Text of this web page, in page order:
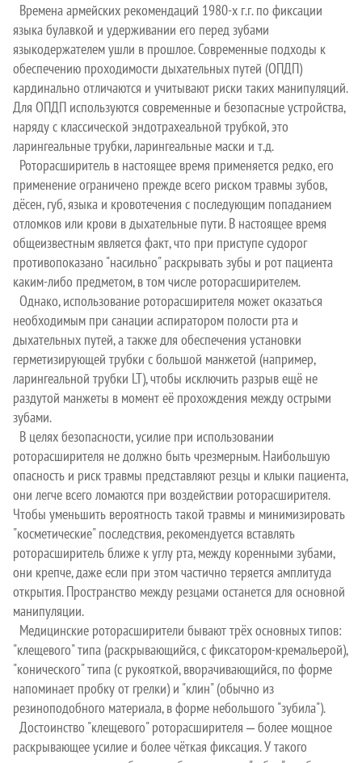
Времена армейских рекомендаций 1980-х г.г. по фиксации
языка булавкой и удерживании его перед зубами
языкодержателем ушли в прошлое. Современные подходы к
обеспечению проходимости дыхательных путей (ОПДП)
кардинально отличаются и учитывают риски таких манипуляций.
Для ОПДП используются современные и безопасные устройства,
наряду с классической эндотрахеальной трубкой, это
ларингеальные трубки, ларингеальные маски и т.д.
Роторасширитель в настоящее время применяется редко, его
применение ограничено прежде всего риском травмы зубов,
дёсен, губ, языка и кровотечения с последующим попаданием
отломков или крови в дыхательные пути. В настоящее время
общеизвестным является факт, что при приступе судорог
противопоказано "насильно" раскрывать зубы и рот пациента
каким-либо предметом, в том числе роторасширителем.
Однако, использование роторасширителя может оказаться
необходимым при санации аспиратором полости рта и
дыхательных путей, а также для обеспечения установки
герметизирующей трубки с большой манжетой (например,
ларингеальной трубки LT), чтобы исключить разрыв ещё не
раздутой манжеты в момент её прохождения между острыми
зубами.
В целях безопасности, усилие при использовании
роторасширителя не должно быть чрезмерным. Наибольшую
опасность и риск травмы представляют резцы и клыки пациента,
они легче всего ломаются при воздействии роторасширителя.
Чтобы уменьшить вероятность такой травмы и минимизировать
"косметические" последствия, рекомендуется вставлять
роторасширитель ближе к углу рта, между коренными зубами,
они крепче, даже если при этом частично теряется амплитуда
открытия. Пространство между резцами останется для основной
манипуляции.
Медицинские роторасширители бывают трёх основных типов:
"клещевого" типа (раскрывающийся, с фиксатором-кремальерой),
"конического" типа (с рукояткой, вворачивающийся, по форме
напоминает пробку от грелки) и "клин" (обычно из
резиноподобного материала, в форме небольшого "зубила").
Достоинство "клещевого" роторасширителя ‒ более мощное
раскрывающее усилие и более чёткая фиксация. У такого